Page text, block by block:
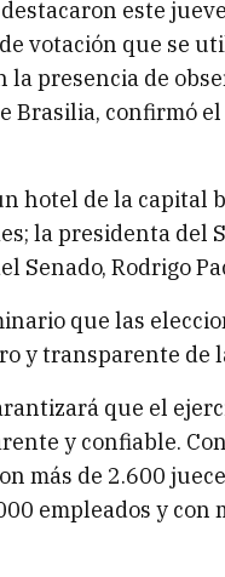
este
votación que se
la presencia de
Brasilia, confirmó
hotel de la capital
la presidenta del
Senado, Rodrigo
que las
y transparente de
que el
y confiable.
más de 2.600
empleados y con